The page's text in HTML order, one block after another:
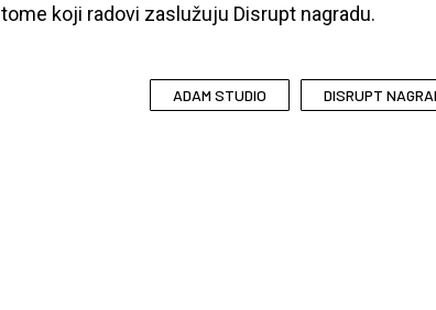
tome koji radovi zaslužuju Disrupt nagradu.
ADAM STUDIO DISRUPT